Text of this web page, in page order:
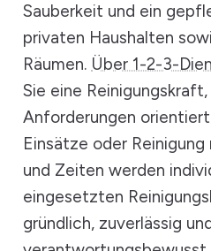
Sauberkeit und ein
privaten Haushalten
Räumen. Über 1-2-3-
Sie eine
Anforderungen
Einsätze oder
und Zeiten werden
eingesetzten
gründlich, zuverlässig